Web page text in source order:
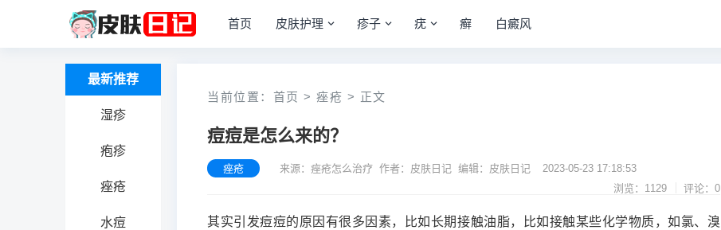
首页 皮肤护理 疹子 疣 癣 白癜风
最新推荐
湿疹
疱疹
痤疮
水痘
当前位置： 首页 > 痤疮 > 正文
痘痘是怎么来的？
痤疮 来源：痤疮怎么治疗 作者：皮肤日记 编辑：皮肤日记
2023-05-23 17:18:53
浏览：1129
评论：0
其实引发痘痘的原因有很多因素，比如长期接触油脂，比如接触某些化学物质，如氯、溴